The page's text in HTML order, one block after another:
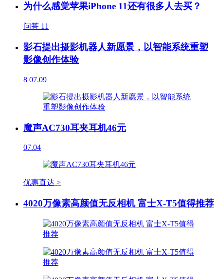
为什么感觉苹果iPhone 11还有很多人去买？
问答 11
影石提出摄影机器人新愿景，以智能系统重塑
影像创作体验
8 07.09
魔声AC730耳夹耳机46元
07.04
优惠直达 >
4020万像素高颜值无反相机 富士X-T5值得推荐